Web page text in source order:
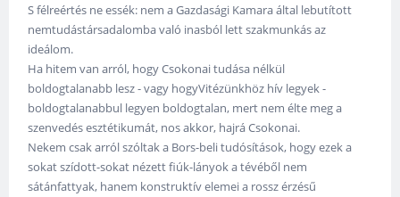
S félreértés ne essék: nem a Gazdasági Kamara által lebutított
nemtudástársadalomba való inasból lett szakmunkás az
ideálom.
Ha hitem van arról, hogy Csokonai tudása nélkül
boldogtalanabb lesz - vagy hogyVitézünkhöz hív legyek -
boldogtalanabbul legyen boldogtalan, mert nem élte meg a
szenvedés esztétikumát, nos akkor, hajrá Csokonai.
Nekem csak arról szóltak a Bors-beli tudósítások, hogy ezek a
sokat szídott-sokat nézett fiúk-lányok a tévéből nem
sátánfattyak, hanem konstruktív elemei a rossz érzésű